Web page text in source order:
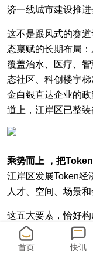
济一线城市建设推进
这不是跟风式的赛
态禀赋的长期布局
覆盖治水、医疗、
态社区、科创楼宇
金白银直达企业的
道上，江岸区已整装
乘势而上 ，把
江岸区发展Token经
人才、空间、场景和
这五大要素，恰好
的完整闭环。首先
业三峡集团扎根江
首页 快讯